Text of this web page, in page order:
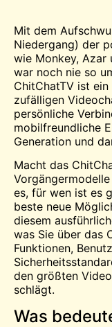
Mit dem
Niedergang) der
wie Monkey, Azar
war noch nie so
ChitChatTV ist
zufälligen
persönliche
mobilfreundliche
Generation und
Macht das
es, für wen ist es
beste neue
diesem
was Sie über das
Funktionen,
den größten
schlägt.
Was